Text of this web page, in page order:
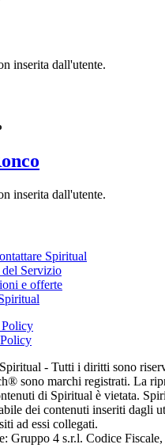
inserita dall'utente.
inserita dall'utente.
Spiritual
Servizio
e offerte
- Tutti i diritti sono
sono marchi registrati. La
di Spiritual è vietata.
dei contenuti inseriti dagli
ad essi collegati.
Gruppo 4 s.r.l. Codice